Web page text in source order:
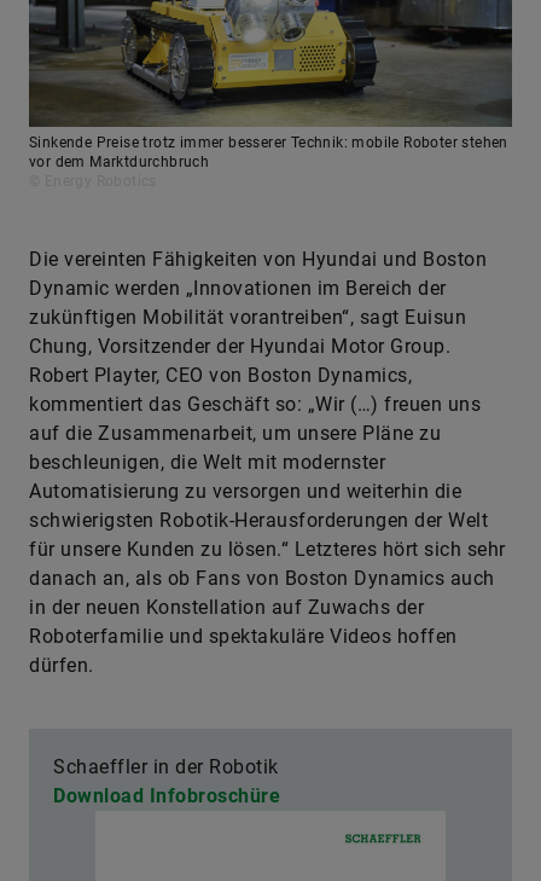
Sinkende Preise trotz immer besserer Technik: mobile Roboter stehen
vor dem Marktdurchbruch
Die vereinten Fähigkeiten von Hyundai und Boston
Dynamic werden „Innovationen im Bereich der
zukünftigen Mobilität vorantreiben“, sagt Euisun
Chung, Vorsitzender der Hyundai Motor Group.
Robert Playter, CEO von Boston Dynamics,
kommentiert das Geschäft so: „Wir (…) freuen uns
auf die Zusammenarbeit, um unsere Pläne zu
beschleunigen, die Welt mit modernster
Automatisierung zu versorgen und weiterhin die
schwierigsten Robotik-Herausforderungen der Welt
für unsere Kunden zu lösen.“ Letzteres hört sich sehr
danach an, als ob Fans von Boston Dynamics auch
in der neuen Konstellation auf Zuwachs der
Roboterfamilie und spektakuläre Videos hoffen
dürfen.
Schaeffler in der Robotik
Download Infobroschüre